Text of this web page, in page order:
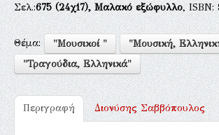
Σελ.:675(24χ17), Μαλακό εξώφυλλο, ISBN:
Θέμα: "Μουσικοί "
"Μουσική,
"Τραγούδια, Ελληνικά"
Περιγραφή Διονύσης Σαββόπουλος